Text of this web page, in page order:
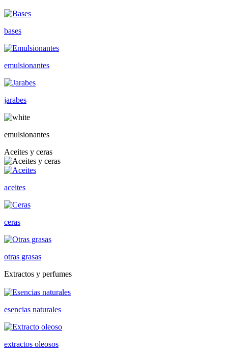
bases
emulsionantes
jarabes
emulsionantes
Aceites y ceras
aceites
ceras
otras grasas
Extractos y perfumes
esencias naturales
extractos oleosos